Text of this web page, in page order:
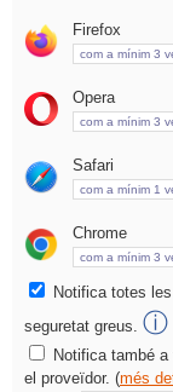
Firefox
Opera
Safari
Chrome
Notifica totes
seguretat greus. ⓘ
Notifica també
el proveïdor. (més